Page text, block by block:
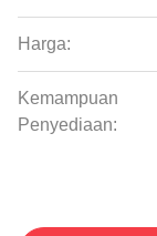
Harga:
Kemampuan
Penyediaan: